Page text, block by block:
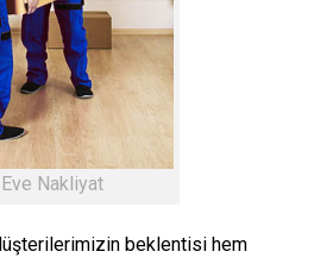
Nakliyat
beklentisi hem